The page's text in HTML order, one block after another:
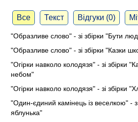
Все Текст Відгуки (0)
"Образливе слово" - зі збірки "Бути
"Образливе слово" - зі збірки "Казки
"Огірки навколо колодязя" - зі збірки
небом"
"Огірки навколо колодязя" - зі збірки
"Один-єдиний камінець із веселкою" -
яблунька"